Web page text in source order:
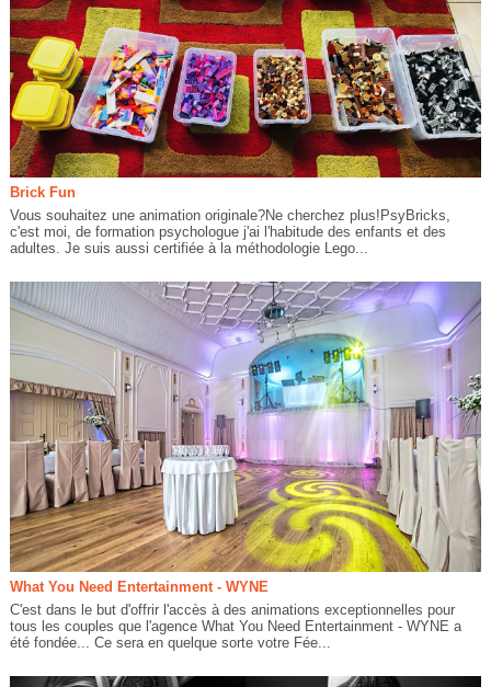
Brick Fun
Vous souhaitez une animation originale?Ne cherchez plus!PsyBricks,
c'est moi, de formation psychologue j'ai l'habitude des enfants et des
adultes. Je suis aussi certifiée à la méthodologie Lego...
What You Need Entertainment - WYNE
C'est dans le but d'offrir l'accès à des animations exceptionnelles pour
tous les couples que l'agence What You Need Entertainment - WYNE a
été fondée... Ce sera en quelque sorte votre Fée...